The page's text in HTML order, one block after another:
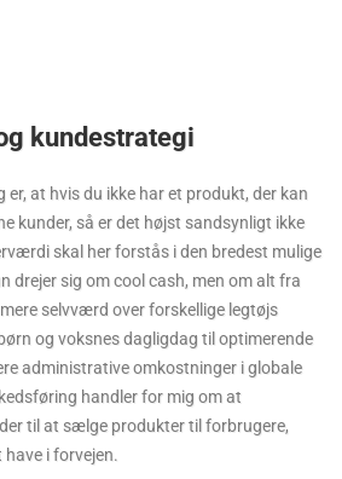
kundestrategi
at hvis du ikke har et produkt, der kan
kunder, så er det højst sandsynligt ikke
skal her forstås i den bredest mulige
drejer sig om cool cash, men om alt fra
selvværd over forskellige legtøjs
og voksnes dagligdag til optimerende
administrative omkostninger i globale
handler for mig om at
til at sælge produkter til forbrugere,
have i forvejen.